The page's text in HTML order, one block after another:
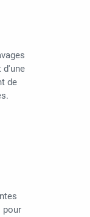
d'une
de
pour